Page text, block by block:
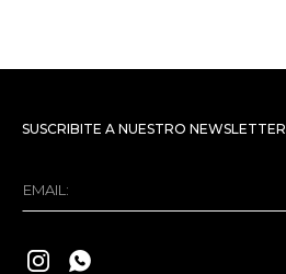
SUSCRIBITE A NUESTRO NEWSLETTER
 